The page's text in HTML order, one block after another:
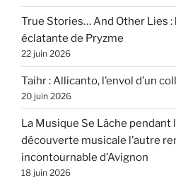
True Stories… And Other Lies
éclatante de Pryzme
22 juin 2026
Taihr : Allicanto, l’envol d’un
20 juin 2026
La Musique Se Lâche pendant
découverte musicale l’autre
incontournable d’Avignon
18 juin 2026